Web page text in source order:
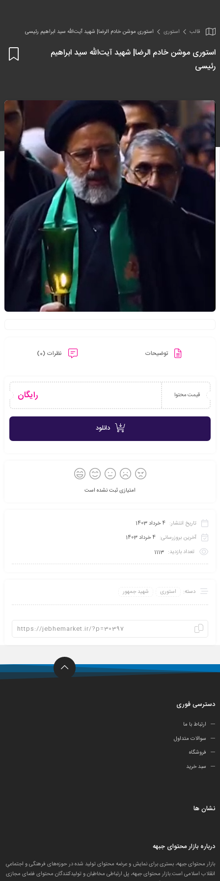
قالب استوری استوری موشن خادم الرضا| شهید آیت‌الله سید ابراهیم رئیسی
استوری موشن خادم الرضا| شهید آیت‌الله سید ابراهیم
رئیسی
توضیحات نظرات (0)
قیمت محتوا رایگان
دانلود
امتیازی ثبت نشده است
تاریخ انتشار: 4 خرداد 1403
آخرین بروزرسانی: 4 خرداد 1403
تعداد بازدید: 1113
دسته: استوری شهید جمهور
دسترسی فوری
ارتباط با ما
سوالات متداول
فروشگاه
سبد خرید
نشان ها
درباره بازار محتوای جبهه
بازار محتوای جبهه، بستری برای نمایش و عرضه محتوای تولید شده در حوزه‌های فرهنگی و اجتماعیِ
انقلاب اسلامی است.بازار محتوای جبهه، پل ارتباطی مخاطبان و تولید‌کنندگان محتوای فضای مجازی